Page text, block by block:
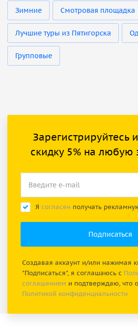
Зимние Смотровая площадка
Лучшие туры из Пятигорска
Групповые
Зарегистрируйтесь
скидку 5% на любую
Я согласен получать
Создавая аккаунт и/или нажимая
"Подписаться", я соглашаюсь с
соглашением и подтверждаю, что
Политикой конфиденциальности